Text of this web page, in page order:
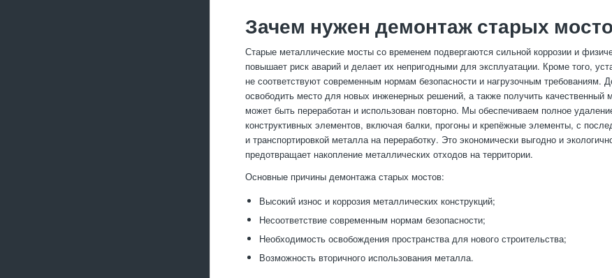
Зачем нужен демонтаж старых
Старые металлические мосты со временем подвергаются сильной коррозии и
повышает риск аварий и делает их непригодными для эксплуатации. Кроме того,
не соответствуют современным нормам безопасности и нагрузочным требованиям.
освободить место для новых инженерных решений, а также получить качественный
может быть переработан и использован повторно. Мы обеспечиваем полное
конструктивных элементов, включая балки, прогоны и крепёжные элементы, с
и транспортировкой металла на переработку. Это экономически выгодно и
предотвращает накопление металлических отходов на территории.
Основные причины демонтажа старых мостов:
Высокий износ и коррозия металлических конструкций;
Несоответствие современным нормам безопасности;
Необходимость освобождения пространства для нового строительства;
Возможность вторичного использования металла.